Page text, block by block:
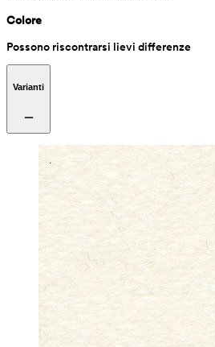
Colore
Possono riscontrarsi lievi differenze
Varianti